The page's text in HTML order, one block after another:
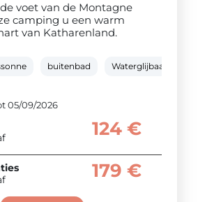
voet van de Montagne
camping u een warm
van Katharenland.
buitenbad Waterglijbaan
05/09/2026
124 €
179 €